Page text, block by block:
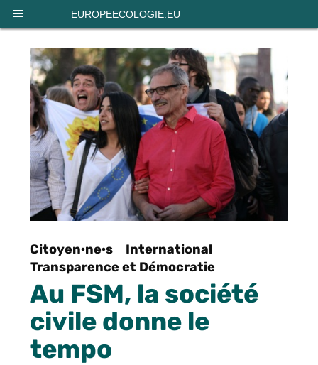
EUROPEECOLOGIE.EU
Citoyen·ne·s
International
Transparence et Démocratie
Au FSM, la société
civile donne le
tempo